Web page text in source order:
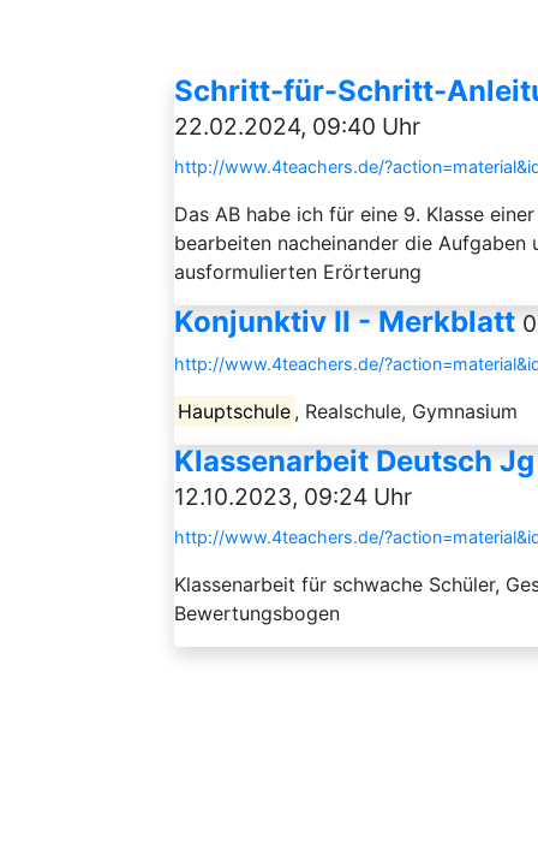
Schritt-für-Schritt-
22.02.2024, 09:40 Uhr
http://www.4teachers.de/
Das AB habe ich für eine 9. Klasse
bearbeiten nacheinander die
ausformulierten Erörterung
Konjunktiv II - Merkblatt
http://www.4teachers.de/
Hauptschule , Realschule, Gymnasium
Klassenarbeit Deutsch
12.10.2023, 09:24 Uhr
http://www.4teachers.de/
Klassenarbeit für schwache Schüler,
Bewertungsbogen